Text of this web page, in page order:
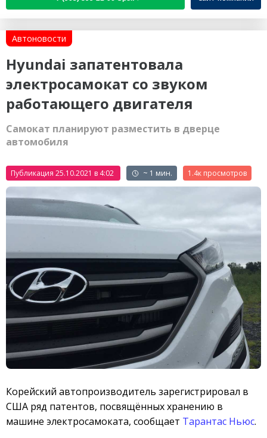
Автоновости
Hyundai запатентовала
электросамокат со звуком
работающего двигателя
Самокат планируют разместить в дверце
автомобиля
Публикация 25.10.2021 в 4:02 ~ 1 мин. 1.4к
Корейский автопроизводитель зарегистрировал в
США ряд патентов, посвящённых хранению в
машине электросамоката, сообщает Тарантас Ньюс.